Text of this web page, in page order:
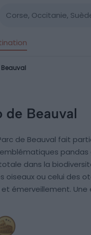
Beauval
Beauval
de Beauval fait
dans la
ou celui des
émerveillement.